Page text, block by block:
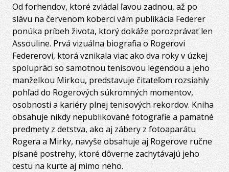
Od forhendov, ktoré zvládal ľavou zadnou, až po
slávu na červenom koberci vám publikácia Federer
ponúka príbeh života, ktorý dokáže porozprávať len
Assouline. Prvá vizuálna biografia o Rogerovi
Federerovi, ktorá vznikala viac ako dva roky v úzkej
spolupráci so samotnou tenisovou legendou a jeho
manželkou Mirkou, predstavuje čitateľom rozsiahly
pohľad do Rogerových súkromných momentov,
osobnosti a kariéry plnej tenisových rekordov. Kniha
obsahuje nikdy nepublikované fotografie a pamätné
predmety z detstva, ako aj zábery z fotoaparátu
Rogera a Mirky, navyše obsahuje aj Rogerove ručne
písané postrehy, ktoré dôverne zachytávajú jeho
cestu na kurte aj mimo neho.